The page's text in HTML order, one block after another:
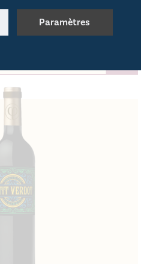
Paramètres